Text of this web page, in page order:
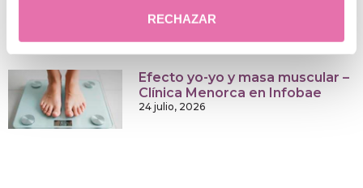
RECHAZAR
Efecto yo-yo y masa muscular –
Clínica Menorca en Infobae
24 julio, 2026